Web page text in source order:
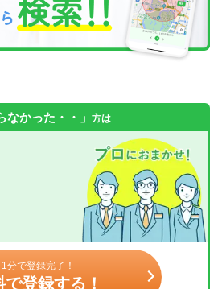
なかった・・」 方は
1分で登録完了！
で登録する！